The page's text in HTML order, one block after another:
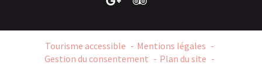
Tourisme accessible
Mentions légales
Gestion du consentement
Plan du site